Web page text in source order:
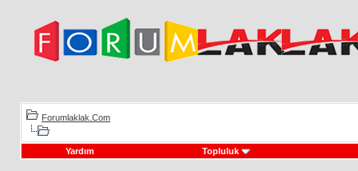
Forumlaklak.Com
Yardım Topluluk